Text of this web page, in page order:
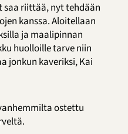
riittää, nyt tehdään
kanssa. Aloitellaan
ja maalipinnan
huolloille tarve niin
jonkun kaveriksi, Kai
ostettu